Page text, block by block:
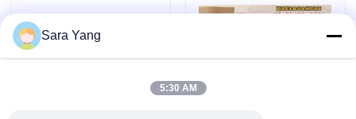
Neuigkeiten
Rechtssachen
Sara Yang
5:30 AM